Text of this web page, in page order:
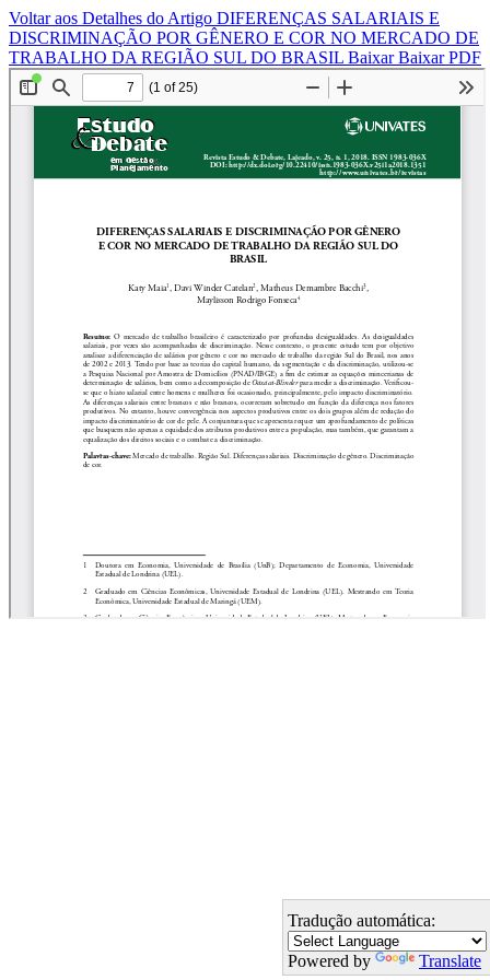
Voltar aos Detalhes do Artigo DIFERENÇAS SALARIAIS E
DISCRIMINAÇÃO POR GÊNERO E COR NO MERCADO DE
TRABALHO DA REGIÃO SUL DO BRASIL BaixarBaixar PDF
Tradução automática:
Powered by Translate